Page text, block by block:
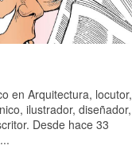
en Arquitectura, locutor,
ilustrador, diseñador,
Desde hace 33